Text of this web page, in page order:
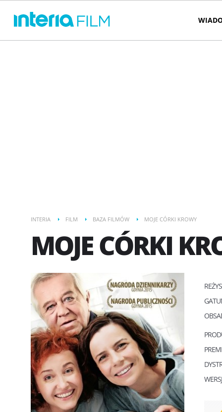
INTERIA FILM BAZA FILMÓW MOJE CÓRKI KROWY
MOJE CÓRKI